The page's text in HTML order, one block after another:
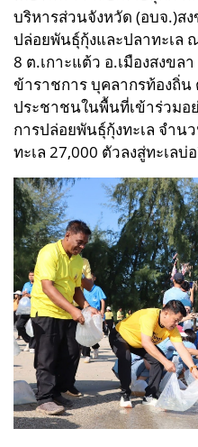
บริหารส่วนจังหวัด (อบจ.)ส
ปล่อยพันธุ์กุ้งและปลาทะเล
8 ต.เกาะแต้ว อ.เมืองสงข
ข้าราชการ บุคลากรท้องถิ่
ประชาชนในพื้นที่เข้าร่วมอ
การปล่อยพันธุ์กุ้งทะเล จำน
ทะเล 27,000 ตัวลงสู่ทะเลบ่